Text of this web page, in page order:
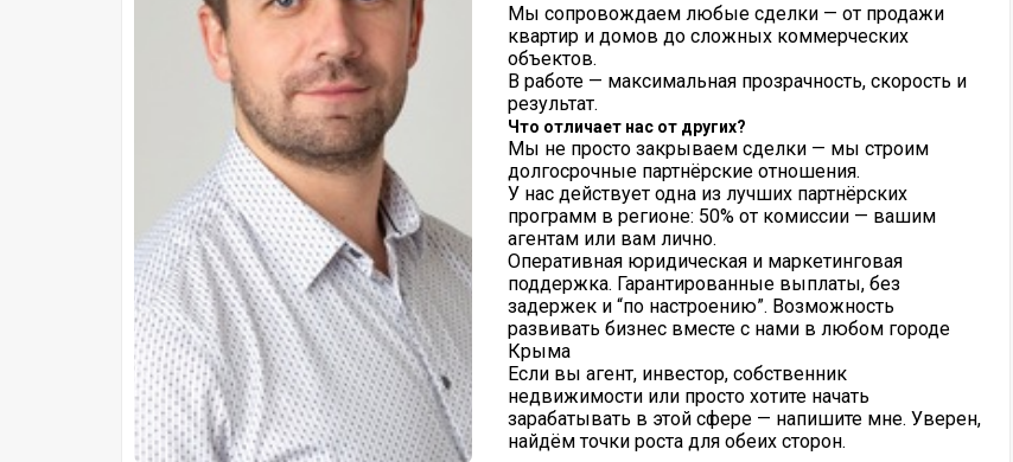
Мы сопровождаем любые сделки — от продажи
квартир и домов до сложных коммерческих
объектов.
В работе — максимальная прозрачность, скорость и
результат.
Что отличает нас от других?
Мы не просто закрываем сделки — мы строим
долгосрочные партнёрские отношения.
У нас действует одна из лучших партнёрских
программ в регионе: 50% от комиссии — вашим
агентам или вам лично.
Оперативная юридическая и маркетинговая
поддержка. Гарантированные выплаты, без
задержек и “по настроению”. Возможность
развивать бизнес вместе с нами в любом городе
Крыма
Если вы агент, инвестор, собственник
недвижимости или просто хотите начать
зарабатывать в этой сфере — напишите мне. Уверен,
найдём точки роста для обеих сторон.